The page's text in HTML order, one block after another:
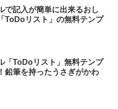
で記入が簡単に出来るおし
ToDoリスト」の無料テンプ
「ToDoリスト」無料テンプ
鉛筆を持ったうさぎがかわ